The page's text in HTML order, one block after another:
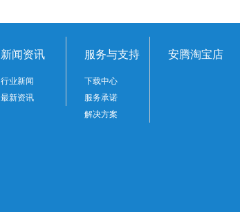
新闻资讯
行业新闻
最新资讯
服务与支持
下载中心
服务承诺
解决方案
安腾淘宝店